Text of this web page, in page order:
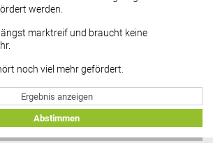
werden.
marktreif und braucht keine
noch viel mehr gefördert.
Ergebnis anzeigen
Abstimmen